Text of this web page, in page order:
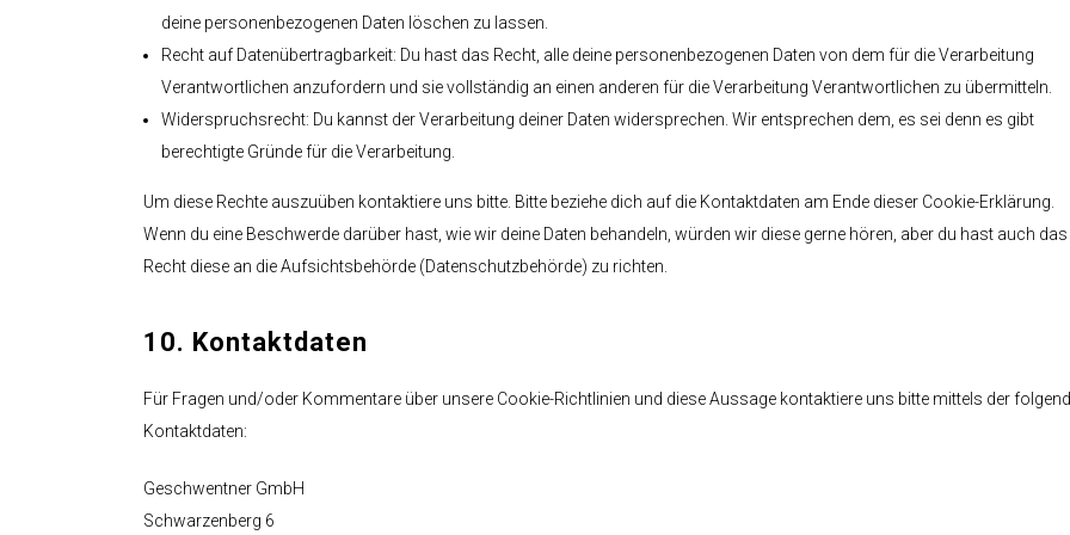
deine personenbezogenen Daten löschen zu lassen.
Recht auf Datenübertragbarkeit: Du hast das Recht, alle deine personenbezogenen Daten von dem für die Verarbeitung
Verantwortlichen anzufordern und sie vollständig an einen anderen für die Verarbeitung Verantwortlichen zu übermitteln.
Widerspruchsrecht: Du kannst der Verarbeitung deiner Daten widersprechen. Wir entsprechen dem, es sei denn es gibt
berechtigte Gründe für die Verarbeitung.
Um diese Rechte auszuüben kontaktiere uns bitte. Bitte beziehe dich auf die Kontaktdaten am Ende dieser Cookie-Erklärung.
Wenn du eine Beschwerde darüber hast, wie wir deine Daten behandeln, würden wir diese gerne hören, aber du hast auch das
Recht diese an die Aufsichtsbehörde (Datenschutzbehörde) zu richten.
10. Kontaktdaten
Für Fragen und/oder Kommentare über unsere Cookie-Richtlinien und diese Aussage kontaktiere uns bitte mittels der
Kontaktdaten:
Geschwentner GmbH
Schwarzenberg 6